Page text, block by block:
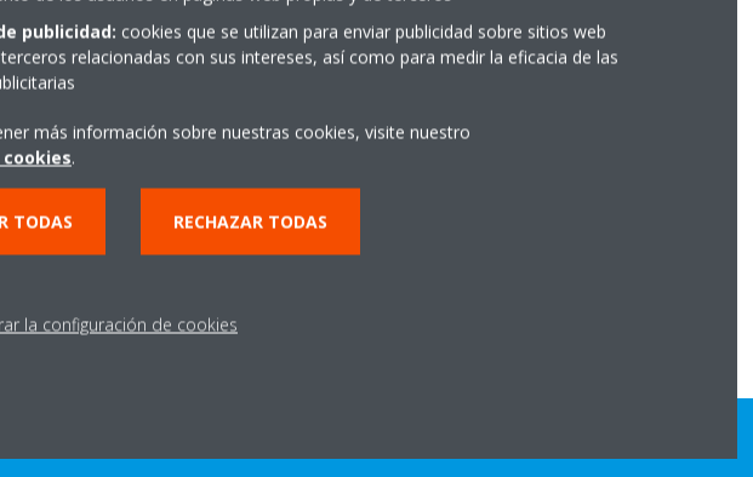
publicidad: cookies que se utilizan para enviar publicidad sobre sitios web
relacionadas con sus intereses, así como para medir la eficacia de las
más información sobre nuestras cookies, visite nuestro
.
TODAS RECHAZAR TODAS
la configuración de cookies